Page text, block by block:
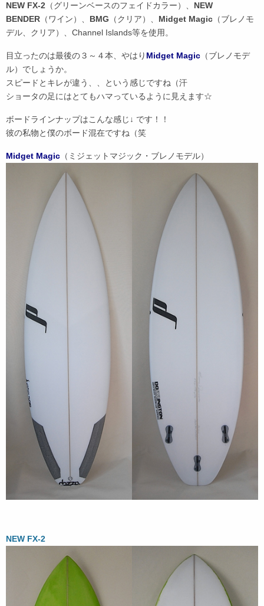
NEW FX-2 （グリーンベースのフェイドカラー）、 NEW
BENDER （ワイン）、 BMG （クリア）、 Midget Magic （ブレノモ
デル、クリア）、Channel Islands等を使用。
目立ったのは最後の３～４本、やはり Midget Magic （ブレノモデ
ル）でしょうか。
スピードとキレが違う、、という感じですね（汗
ショータの足にはとてもハマっているように見えます☆
ボードラインナップはこんな感じ↓ です！！
彼の私物と僕のボード混在ですね（笑
Midget Magic （ミジェットマジック・ブレノモデル）
NEW FX-2